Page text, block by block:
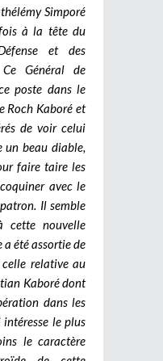
Simporé
à la tête du
et des
Général de
poste dans le
Roch Kaboré et
de voir celui
un beau diable,
faire taire les
avec le
Il semble
cette nouvelle
été assortie de
relative au
Kaboré dont
dans les
le plus
le caractère